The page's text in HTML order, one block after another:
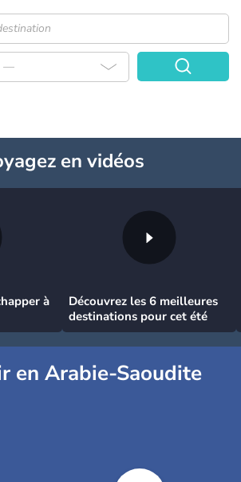
—
en vidéos
à
Découvrez les 6 meilleures
destinations pour cet été
en Arabie-Saoudite